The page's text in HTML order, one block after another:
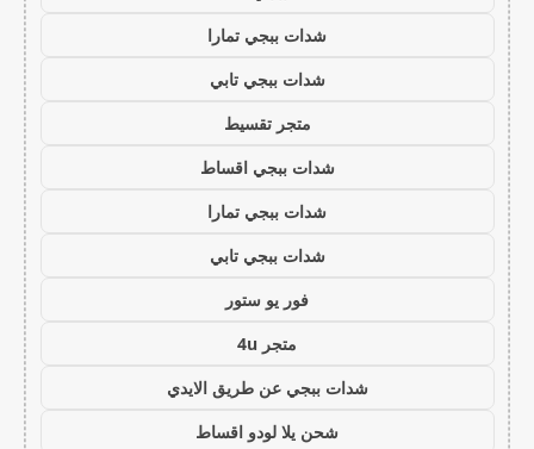
شدات ببجي تمارا
شدات ببجي تابي
متجر تقسيط
شدات ببجي اقساط
شدات ببجي تمارا
شدات ببجي تابي
فور يو ستور
متجر 4u
شدات ببجي عن طريق الايدي
شحن يلا لودو اقساط